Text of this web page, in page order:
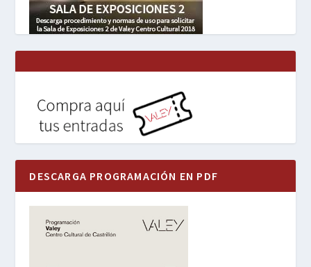
DESCARGA PROGRAMACIÓN EN PDF